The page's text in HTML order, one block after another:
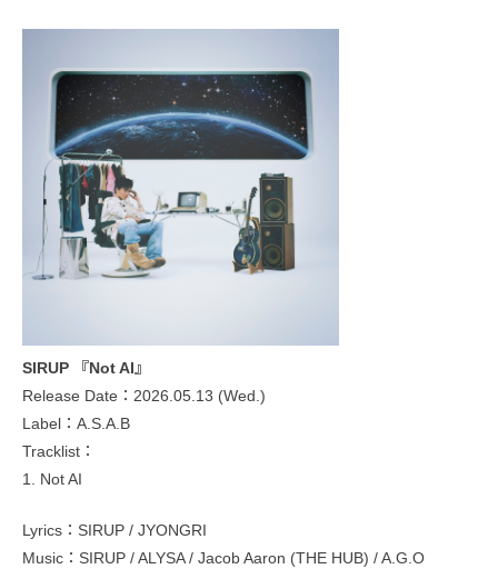
SIRUP 『Not AI』
Release Date：2026.05.13 (Wed.)
Label：A.S.A.B
Tracklist：
1. Not AI
Lyrics：SIRUP / JYONGRI
Music：SIRUP / ALYSA / Jacob Aaron (THE HUB) / A.G.O